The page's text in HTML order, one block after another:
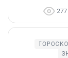
277